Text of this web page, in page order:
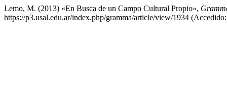
Lemo, M. (2013) «En Busca de un Campo Cultural Propio»,
https://p3.usal.edu.ar/index.php/gramma/article/view/1934